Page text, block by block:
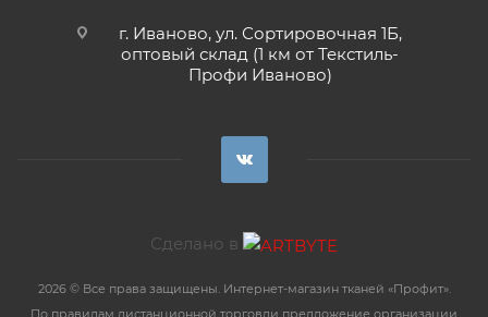
г. Иваново, ул. Сортировочная 1Б,
оптовый склад (1 км от Текстиль-
Профи Иваново)
Сделано в
2026 © Все права защищены. Интернет-магазин тканей «Профит».
По правилам дистанционной торговли предложение организации